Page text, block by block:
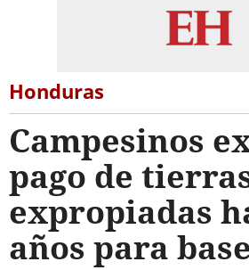
Honduras
Campesinos
pago de
expropiadas
años para